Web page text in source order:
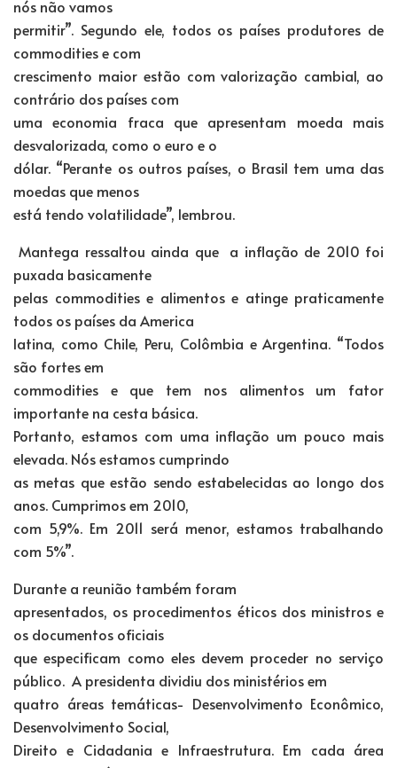
nós não vamos
permitir”. Segundo ele, todos os países produtores de
commodities e com
crescimento maior estão com valorização cambial, ao
contrário dos países com
uma economia fraca que apresentam moeda mais
desvalorizada, como o euro e o
dólar. “Perante os outros países, o Brasil tem uma das
moedas que menos
está tendo volatilidade”, lembrou.
Mantega ressaltou ainda que a inflação de 2010 foi
puxada basicamente
pelas commodities e alimentos e atinge praticamente
todos os países da America
latina, como Chile, Peru, Colômbia e Argentina. “Todos
são fortes em
commodities e que tem nos alimentos um fator
importante na cesta básica.
Portanto, estamos com uma inflação um pouco mais
elevada. Nós estamos cumprindo
as metas que estão sendo estabelecidas ao longo dos
anos. Cumprimos em 2010,
com 5,9%. Em 2011 será menor, estamos trabalhando
com 5%”.
Durante a reunião também foram
apresentados, os procedimentos éticos dos ministros e
os documentos oficiais
que especificam como eles devem proceder no serviço
público. A presidenta dividiu dos ministérios em
quatro áreas temáticas- Desenvolvimento Econômico,
Desenvolvimento Social,
Direito e Cidadania e Infraestrutura. Em cada área